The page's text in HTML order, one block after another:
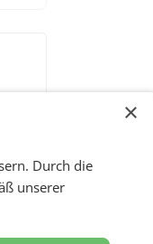
×
Durch die
unserer